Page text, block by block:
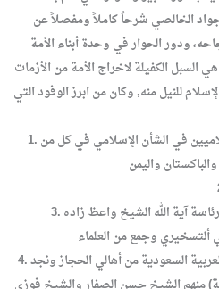
الخالصي شرحاً كاملاً ومفصلاً عن
ودور الحوار في وحدة أبناء الأمة
السبل الكفيلة لاخراج الأمة من الأزمات
للنيل منه, وكان من ابرز الوفود التي
1. مجموعة من العلماء والباحثين الإسلاميين في الشأن الإسلامي في كل من
واليمن
3. وفد الجمهورية الإسلامية الإيرانية برئاسة آية الله الشيخ واعظ زاده
ألتسخيري وجمع من العلماء
4. اللقاء بمجموعة علمائية من المملكة العربية السعودية من أهالي الحجاز ونجد